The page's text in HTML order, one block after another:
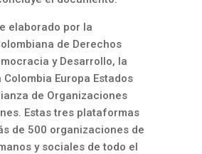
elaborado por la
de Derechos
y Desarrollo, la
Europa Estados
de Organizaciones
Estas tres plataformas
de 500 organizaciones de
y sociales de todo el